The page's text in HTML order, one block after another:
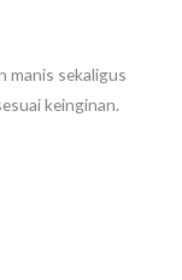
manis sekaligus
keinginan.